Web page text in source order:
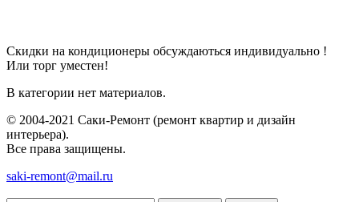
Скидки на кондиционеры обсуждаються индивидуально !
Или торг уместен!
В категории нет материалов.
© 2004-2021 Саки-Ремонт (ремонт квартир и дизайн
интерьера).
Все права защищены.
saki-remont@mail.ru